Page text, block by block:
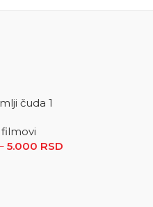
5.000 RSD
čuda 1
5.000 RSD